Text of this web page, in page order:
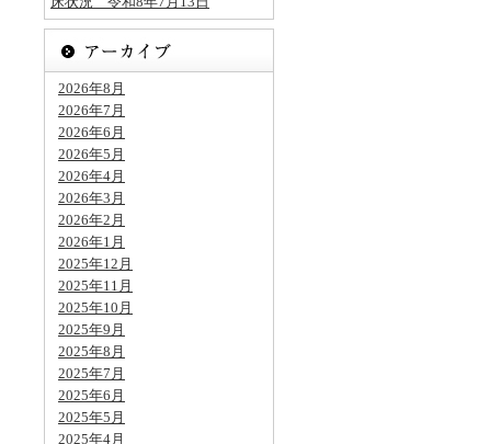
2026年8月
2026年7月
2026年6月
2026年5月
2026年4月
2026年3月
2026年2月
2026年1月
2025年12月
2025年11月
2025年10月
2025年9月
2025年8月
2025年7月
2025年6月
2025年5月
2025年4月